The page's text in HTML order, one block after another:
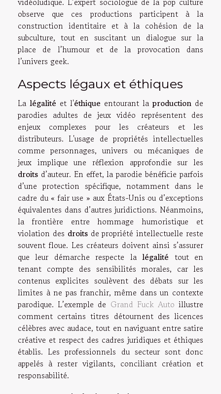
observe que ces productions participent à la
construction identitaire et à la cohésion de la
subculture, tout en suscitant un dialogue sur la
place de l’humour et de la provocation dans
l’univers geek.
Aspects légaux et éthiques
La légalité et l'éthique entourant la production de
parodies adultes de jeux vidéo représentent des
enjeux complexes pour les créateurs et les
distributeurs. L'usage de propriétés intellectuelles
comme personnages, univers ou mécaniques de
jeux implique une réflexion approfondie sur les
droits d’auteur. En effet, la parodie bénéficie parfois
d’une protection spécifique, notamment dans le
cadre du « fair use » aux États-Unis ou d’exceptions
équivalentes dans d’autres juridictions. Néanmoins,
la frontière entre hommage humoristique et
violation des droitsde propriété intellectuelle reste
souvent floue. Les créateurs doivent ainsi s’assurer
que leur démarche respecte lalégalité tout en
tenant compte des sensibilités morales, car les
contenus explicites soulèvent des débats sur les
limites à ne pas franchir, même dans un contexte
parodique. L’exemple de Grand Fuck Auto illustre
comment certains titres détournent des licences
célèbres avec audace, tout en naviguant entre satire
créative et respect des cadres juridiques et éthiques
établis. Les professionnels du secteur sont donc
appelés à rester vigilants, conciliant création et
responsabilité.